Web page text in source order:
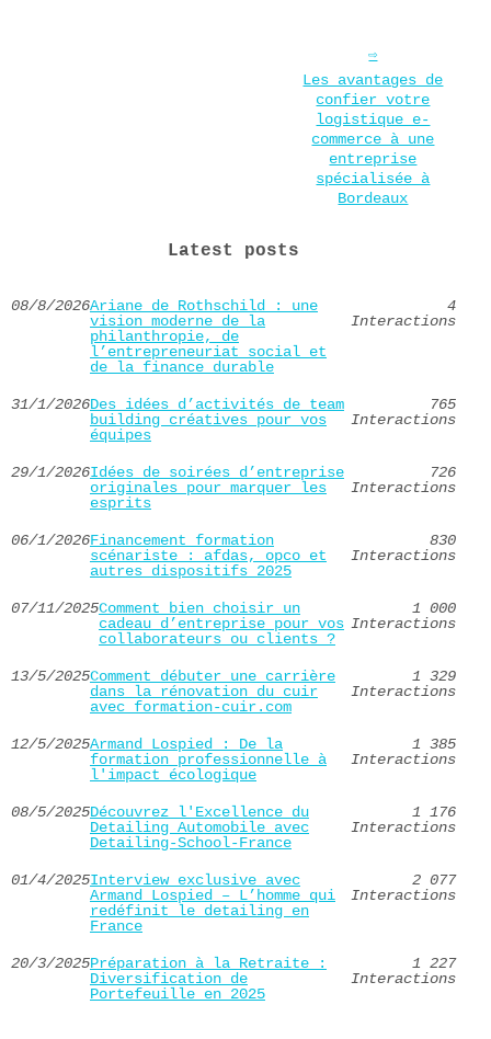
Les avantages de
confier votre
logistique e-
commerce à une
entreprise
spécialisée à
Bordeaux
Latest posts
08/8/2026Ariane de Rothschild : une
vision moderne de la
philanthropie, de
l’entrepreneuriat social et
de la finance durable
4
Interactions
31/1/2026Des idées d’activités de team
building créatives pour vos
équipes
765
Interactions
29/1/2026Idées de soirées d’entreprise
originales pour marquer les
esprits
726
Interactions
06/1/2026Financement formation
scénariste : afdas, opco et
autres dispositifs 2025
830
Interactions
07/11/2025Comment bien choisir un
cadeau d’entreprise pour vos
collaborateurs ou clients ?
1 000
Interactions
13/5/2025Comment débuter une carrière
dans la rénovation du cuir
avec formation-cuir.com
1 329
Interactions
12/5/2025Armand Lospied : De la
formation professionnelle à
l'impact écologique
1 385
Interactions
08/5/2025Découvrez l'Excellence du
Detailing Automobile avec
Detailing-School-France
1 176
Interactions
01/4/2025Interview exclusive avec
Armand Lospied – L’homme qui
redéfinit le detailing en
France
2 077
Interactions
20/3/2025Préparation à la Retraite :
Diversification de
Portefeuille en 2025
1 227
Interactions